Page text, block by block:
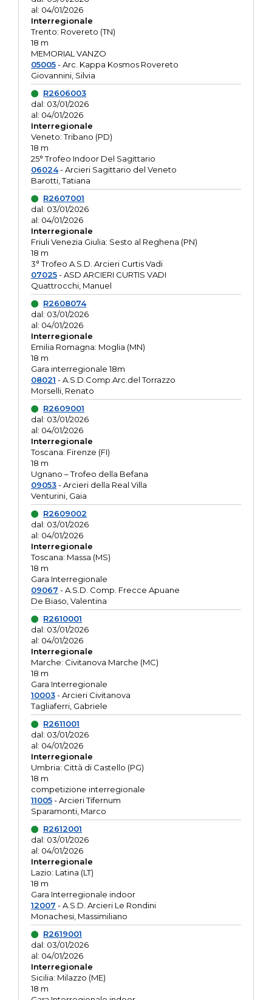
al: 04/01/2026
Interregionale
Trento: Rovereto (TN)
18 m
MEMORIAL VANZO
05005- Arc. Kappa Kosmos Rovereto
Giovannini, Silvia
R2606003
dal: 03/01/2026
al: 04/01/2026
Interregionale
Veneto: Tribano (PD)
18 m
25° Trofeo Indoor Del Sagittario
06024- Arcieri Sagittario del Veneto
Barotti, Tatiana
R2607001
dal: 03/01/2026
al: 04/01/2026
Interregionale
Friuli Venezia Giulia: Sesto al Reghena (PN)
18 m
3° Trofeo A.S.D. Arcieri Curtis Vadi
07025- ASD ARCIERI CURTIS VADI
Quattrocchi, Manuel
R2608074
dal: 03/01/2026
al: 04/01/2026
Interregionale
Emilia Romagna: Moglia (MN)
18 m
Gara interregionale 18m
08021 - A.S.D.Comp.Arc.del Torrazzo
Morselli, Renato
R2609001
dal: 03/01/2026
al: 04/01/2026
Interregionale
Toscana: Firenze (FI)
18 m
Ugnano – Trofeo della Befana
09053- Arcieri della Real Villa
Venturini, Gaia
R2609002
dal: 03/01/2026
al: 04/01/2026
Interregionale
Toscana: Massa (MS)
18 m
Gara Interregionale
09067 - A.S.D. Comp. Frecce Apuane
De Biaso, Valentina
R2610001
dal: 03/01/2026
al: 04/01/2026
Interregionale
Marche: Civitanova Marche (MC)
18 m
Gara Interregionale
10003- Arcieri Civitanova
Tagliaferri, Gabriele
R2611001
dal: 03/01/2026
al: 04/01/2026
Interregionale
Umbria: Città di Castello (PG)
18 m
competizione interregionale
11005- Arcieri Tifernum
Sparamonti, Marco
R2612001
dal: 03/01/2026
al: 04/01/2026
Interregionale
Lazio: Latina (LT)
18 m
Gara Interregionale indoor
12007 - A.S.D. Arcieri Le Rondini
Monachesi, Massimiliano
R2619001
dal: 03/01/2026
al: 04/01/2026
Interregionale
Sicilia: Milazzo (ME)
18 m